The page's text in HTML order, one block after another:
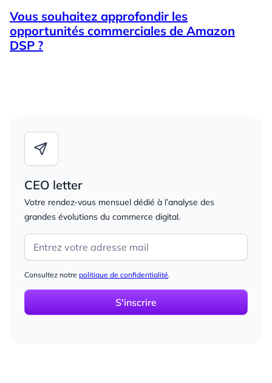
Vous souhaitez approfondir les
opportunités commerciales de Amazon
DSP ?
CEO letter
Votre rendez-vous mensuel dédié à l’analyse des
grandes évolutions du commerce digital.
Consultez notre politique de confidentialité.